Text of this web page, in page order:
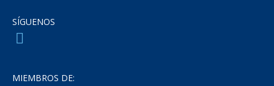
SÍGUENOS
MIEMBROS DE: